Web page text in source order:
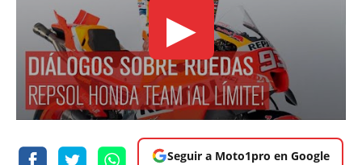
▶
Seguir a Moto1pro en Google